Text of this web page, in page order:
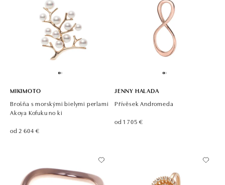
MIKIMOTO
Brošňa s morskými bielymi perlami
Akoya Kofuku no ki
od 2 604 €
JENNY HALADA
Přívěsek Andromeda
od 1 705 €